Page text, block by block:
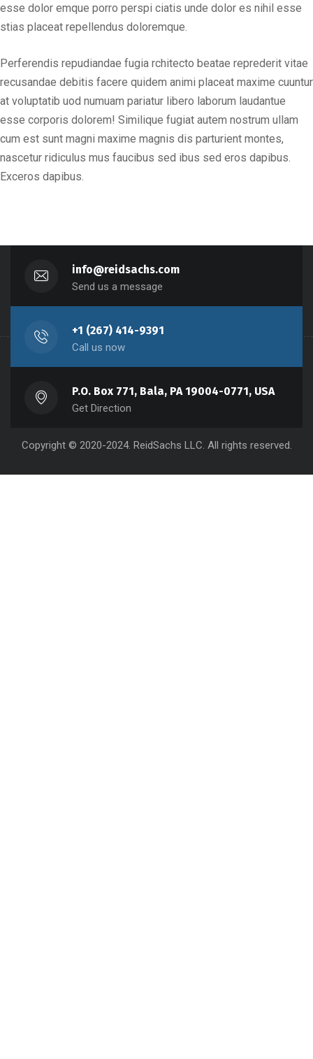
esse dolor emque porro perspi ciatis unde dolor es nihil esse
stias placeat repellendus doloremque.
Perferendis repudiandae fugia rchitecto beatae reprederit vitae
recusandae debitis facere quidem animi placeat maxime cuuntur
at voluptatib uod numuam pariatur libero laborum laudantue
esse corporis dolorem! Similique fugiat autem nostrum ullam
cum est sunt magni maxime magnis dis parturient montes,
nascetur ridiculus mus faucibus sed ibus sed eros dapibus.
Exceros dapibus.
info@reidsachs.com
Send us a message
+1 (267) 414-9391
Call us now
P.O. Box 771, Bala, PA 19004-0771, USA
Get Direction
Copyright © 2020-2024. ReidSachs LLC. All rights reserved.